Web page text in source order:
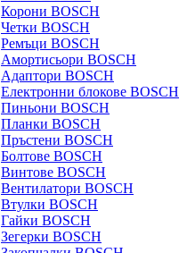
Корони BOSCH
Четки BOSCH
Ремъци BOSCH
Амортисьори BOSCH
Адаптори BOSCH
Електронни блокове BOSCH
Пиньони BOSCH
Планки BOSCH
Пръстени BOSCH
Болтове BOSCH
Винтове BOSCH
Вентилатори BOSCH
Втулки BOSCH
Гайки BOSCH
Зегерки BOSCH